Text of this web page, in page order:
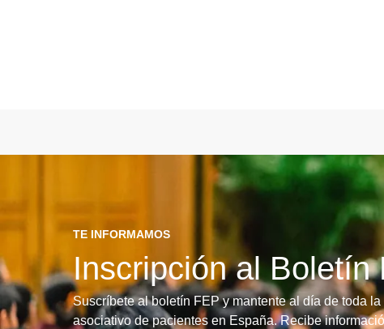
TE INFORMAMOS
Inscripción al Boletín
Suscríbete al boletín FEP y mantente al día de toda
asociativo de pacientes en España. Recibe